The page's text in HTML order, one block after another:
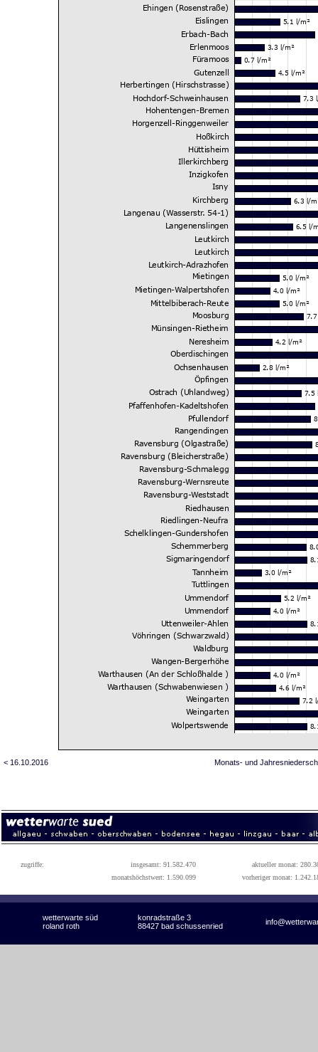
< 16.10.2016 Monats- und
zugriffe: insgesamt: 91.582.470
aktueller monat:
monatshöchstwert: 1.590.099
vorheriger monat:
wetterwarte süd konradstraße 3
roland roth 88427 bad schussenried